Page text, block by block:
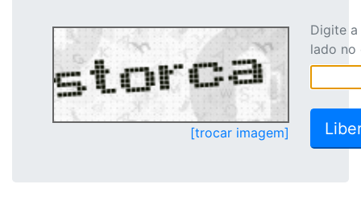
[trocar imagem]
Digite
lado no